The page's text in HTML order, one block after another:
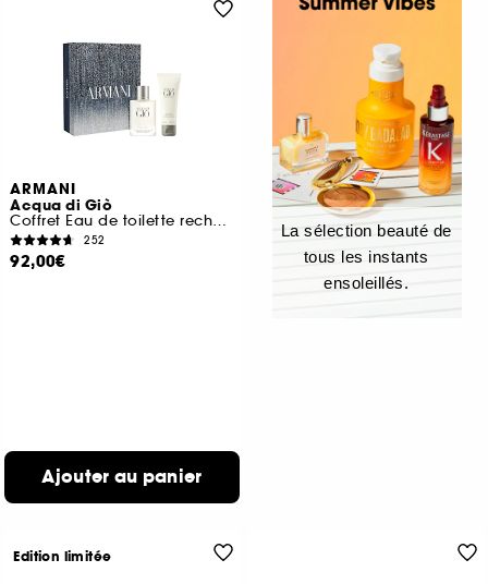
ARMANI
Acqua di Giò
Coffret Eau de toilette rechargeable pour homme
252
92,00€
Ajouter au panier
La sélection beauté de
tous les instants
ensoleillés.
Edition limitée